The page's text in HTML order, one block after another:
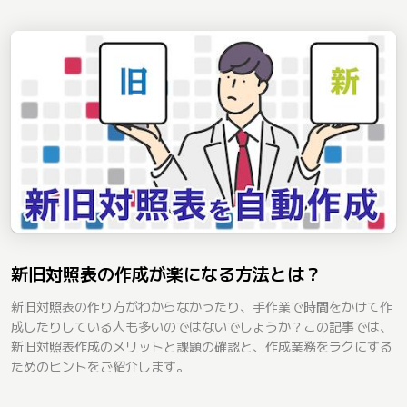
新旧対照表の作成が楽になる方法とは？
新旧対照表の作り方がわからなかったり、手作業で時間をかけて作
成したりしている人も多いのではないでしょうか？この記事では、
新旧対照表作成のメリットと課題の確認と、作成業務をラクにする
ためのヒントをご紹介します。